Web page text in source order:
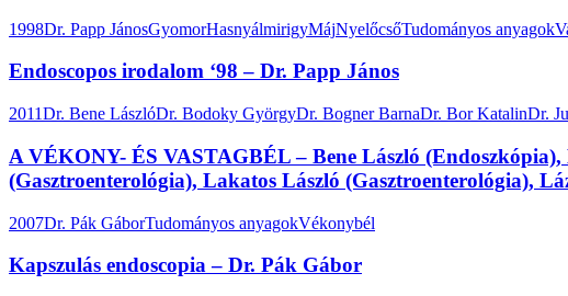
1998Dr. Papp JánosGyomorHasnyálmirigyMájNyelőcsőTudományos anyagok
Endoscopos irodalom ‘98 – Dr. Papp János
2011Dr. Bene LászlóDr. Bodoky GyörgyDr. Bogner BarnaDr. Bor KatalinDr.
A VÉKONY- ÉS VASTAGBÉL – Bene László
(Gasztroenterológia), Lakatos László (Gasztroenterológia),
2007Dr. Pák GáborTudományos anyagokVékonybél
Kapszulás endoscopia – Dr. Pák Gábor